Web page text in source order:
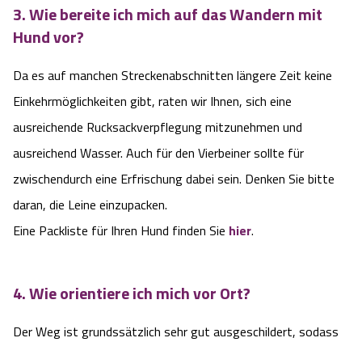
3. Wie bereite ich mich auf das Wandern mit
Hund vor?
Da es auf manchen Streckenabschnitten längere Zeit keine
Einkehrmöglichkeiten gibt, raten wir Ihnen, sich eine
ausreichende Rucksackverpflegung mitzunehmen und
ausreichend Wasser. Auch für den Vierbeiner sollte für
zwischendurch eine Erfrischung dabei sein. Denken Sie bitte
daran, die Leine einzupacken.
Eine Packliste für Ihren Hund finden Sie hier.
4. Wie orientiere ich mich vor Ort?
Der Weg ist grundssätzlich sehr gut ausgeschildert, sodass